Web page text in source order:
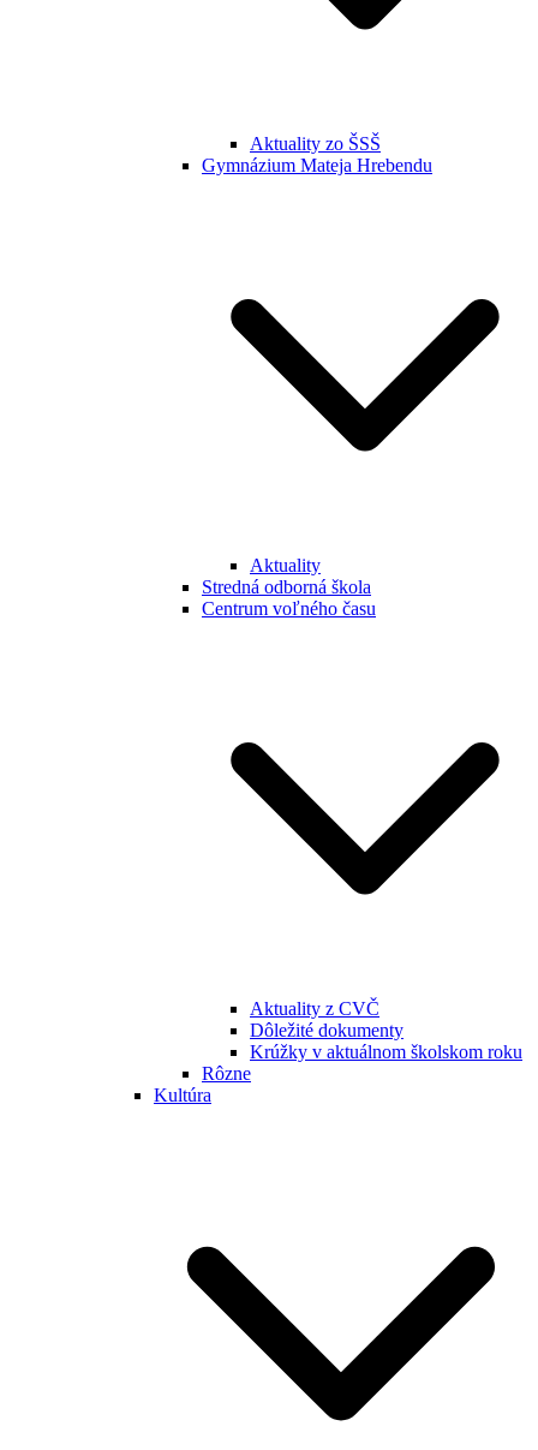
Aktuality zo ŠSŠ
Gymnázium Mateja Hrebendu
Aktuality
Stredná odborná škola
Centrum voľného času
Aktuality z CVČ
Dôležité dokumenty
Krúžky v aktuálnom školskom roku
Rôzne
Kultúra